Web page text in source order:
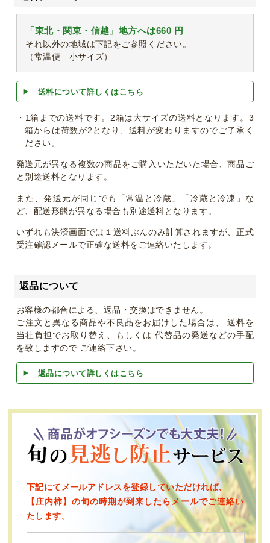
「東北・関東・信越」地方へは660 円
それ以外の地域は下記をご参照ください。
（常温便 小サイズ）
送料について詳しくはこちら
・1箱までの送料です。2箱は大サイズの送料となります。3
箱からは荷数が2となり、送料が変わりますのでご了承く
ださい。
発送元が異なる複数の商品をご購入いただいた場合、商品ご
と別途送料となります。
また、発送元が同じでも「常温と冷蔵」「冷蔵と冷凍」な
ど、配送形態が異なる場合も別途送料となります。
いずれも決済画面では１送料ぶんのみ計算されますが、正式
受注確認メールで正確な送料をご連絡いたします。
返品について
お客様の都合による、返品・交換はできません。
ご注文と異なる商品や不良品をお届けした場合は、 送料を
当社負担でお取り替え、もしくは 代替品の発送などの手配
を致しますので ご連絡下さい。
返品について詳しくはこちら
下記にてメールアドレスを登録していただければ、
【庄内柿】の旬の時期が到来したらメールでご連絡い
たします。